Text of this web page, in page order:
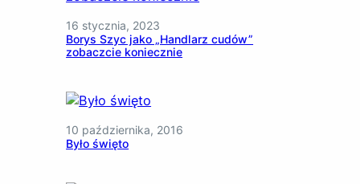
16 stycznia, 2023
Borys Szyc jako „Handlarz cudów”
zobaczcie koniecznie
10 października, 2016
Było święto